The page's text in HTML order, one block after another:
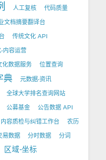
人工复核 代码质量
文档摘要翻译台
传统文化 API
内容运营
化数据服务 位置查询
典 元数据-资讯
全球大学排名查询网站
公募基金 公告数据 API
内容质检与纠错工作台 农历
易数据 分时数据 分词
区域-坐标